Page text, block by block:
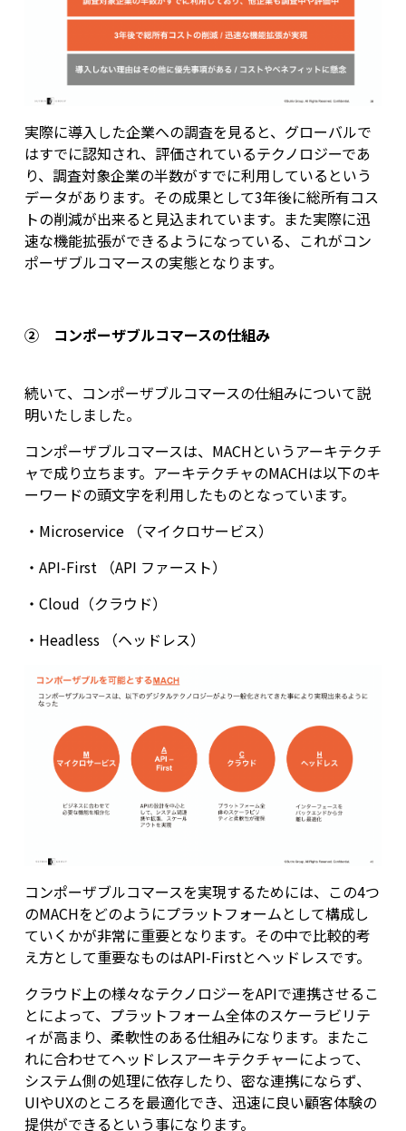
実際に導入した企業への調査を見ると、グローバルで
はすでに認知され、評価されているテクノロジーであ
り、調査対象企業の半数がすでに利用しているという
データがあります。その成果として3年後に総所有コス
トの削減が出来ると見込まれています。また実際に迅
速な機能拡張ができるようになっている、これがコン
ポーザブルコマースの実態となります。
② コンポーザブルコマースの仕組み
続いて、コンポーザブルコマースの仕組みについて説
明いたしました。
コンポーザブルコマースは、MACHというアーキテクチ
ャで成り立ちます。アーキテクチャのMACHは以下のキ
ーワードの頭文字を利用したものとなっています。
・Microservice （マイクロサービス）
・API-First （API ファースト）
・Cloud（クラウド）
・Headless （ヘッドレス）
コンポーザブルコマースを実現するためには、この4つ
のMACHをどのようにプラットフォームとして構成し
ていくかが非常に重要となります。その中で比較的考
え方として重要なものはAPI-Firstとヘッドレスです。
クラウド上の様々なテクノロジーをAPIで連携させるこ
とによって、プラットフォーム全体のスケーラビリテ
ィが高まり、柔軟性のある仕組みになります。またこ
れに合わせてヘッドレスアーキテクチャーによって、
システム側の処理に依存したり、密な連携にならず、
UIやUXのところを最適化でき、迅速に良い顧客体験の
提供ができるという事になります。